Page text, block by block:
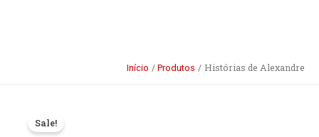
Início Produtos Histórias de Alexandre
Sale!